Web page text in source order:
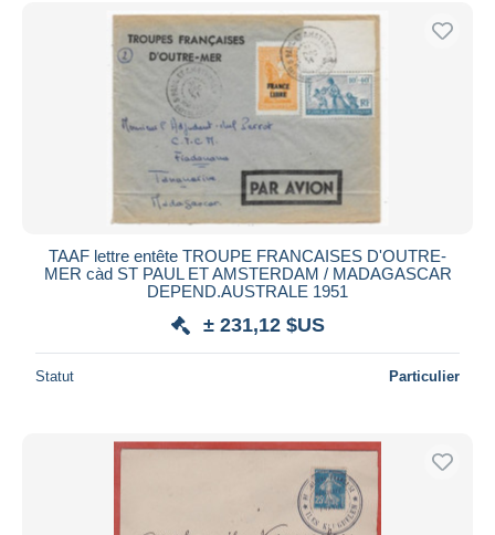
TAAF lettre entête TROUPE FRANCAISES D'OUTRE-
MER càd ST PAUL ET AMSTERDAM / MADAGASCAR
DEPEND.AUSTRALE 1951
± 231,12 $US
Statut Particulier